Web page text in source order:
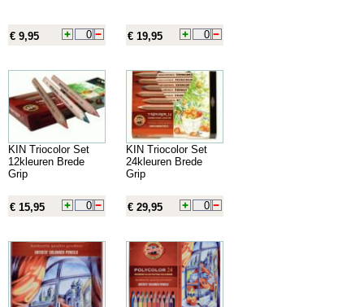
€ 9,95 € 19,95
KIN Triocolor Set
12kleuren Brede
Grip
€ 15,95
KIN Triocolor Set
24kleuren Brede
Grip
€ 29,95